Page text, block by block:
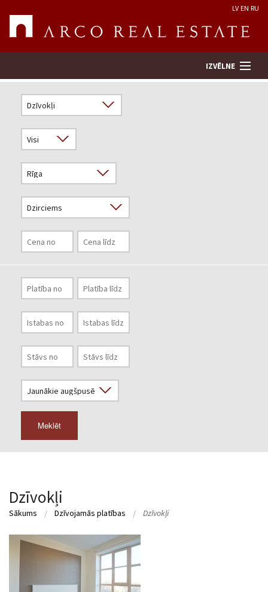
LV EN RU
IZVĒLNE
Novērtēt īpašumu
Uzņēmums
Pakalpojumi
Kontakti
Meklēt
Dzīvokļi
Sākums Dzīvojamās platības Dzīvokļi